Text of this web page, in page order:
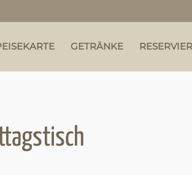
GETRÄNKE